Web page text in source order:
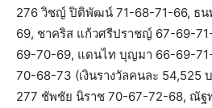
276 วิชญ์ ปิติพัฒน์ 71-68-71-66, ธ
69, ชาคริส แก้วศรีปราชญ์ 67-69-
69-70-69, แดนไท บุญมา 66-69-
70-68-73 (เงินรางวัลคนละ 54,525
277 ชัพชัย นิราช 70-67-72-68, ณัฐ